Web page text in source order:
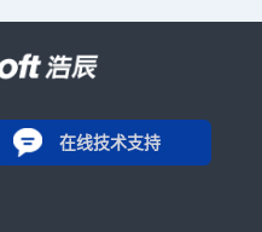
在线技术支持